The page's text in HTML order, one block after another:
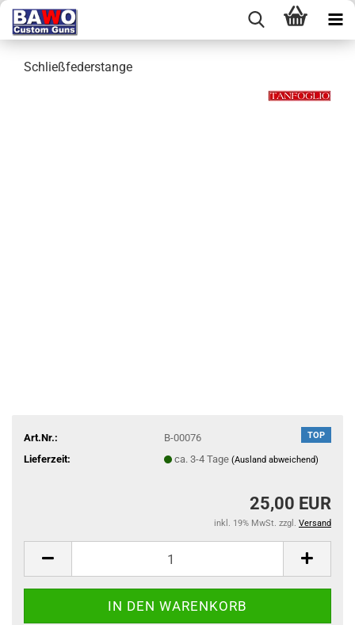
Schließfederstange
TOP
Art.Nr.:
B-00076
Lieferzeit:
ca. 3-4 Tage (Ausland abweichend)
25,00 EUR
inkl. 19% MwSt. zzgl. Versand